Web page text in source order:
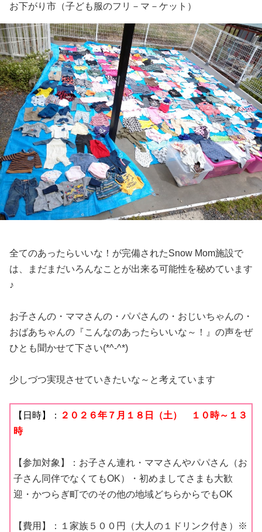
お下がり市（子ども服のフリ－マ－ケット）
全てのあったらいいな！が完備されたSnow Mom施設で
は、まだまだいろんなことが出来る可能性を秘めています
♪
お子さんの・ママさんの・パパさんの・おじいちゃんの・
おばあちゃんの『こんなのあったらいいな～！』の声をぜ
ひとも聞かせて下さい(*^-^*)
少しづつ実現させていきたいな～と考えています
【日時】： ２０２６年７ 月１８日（土） １０時～１３
時
【参加対象】：お子さん連れ・ママさんやパパさん（お
子さん同伴でなくてもOK）・初めましてさまも大歓
迎・かつらぎ町でのその他の地域どちらからでもOK
【費用】：１家族５００円（大人の１ドリンク付き）※